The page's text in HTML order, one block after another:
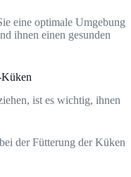
eine optimale Umgebung
ihnen einen gesunden
ist es wichtig, ihnen
der Fütterung der Küken